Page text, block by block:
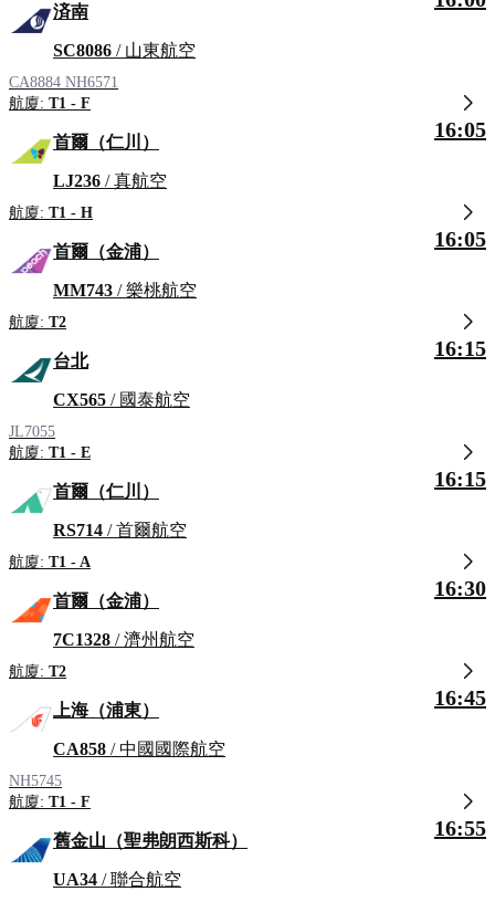
済南
SC8086 / 山東航空
CA8884 NH6571
航廈: T1 - F
首爾（仁川）
LJ236 / 真航空
航廈: T1 - H
16:05
首爾（金浦）
MM743 / 樂桃航空
航廈: T2
16:05
台北
CX565 / 國泰航空
JL7055
航廈: T1 - E
16:15
首爾（仁川）
RS714 / 首爾航空
航廈: T1 - A
16:15
首爾（金浦）
7C1328 / 濟州航空
航廈: T2
16:30
上海（浦東）
CA858 / 中國國際航空
NH5745
航廈: T1 - F
16:45
舊金山（聖弗朗西斯科）
UA34 / 聯合航空
16:55